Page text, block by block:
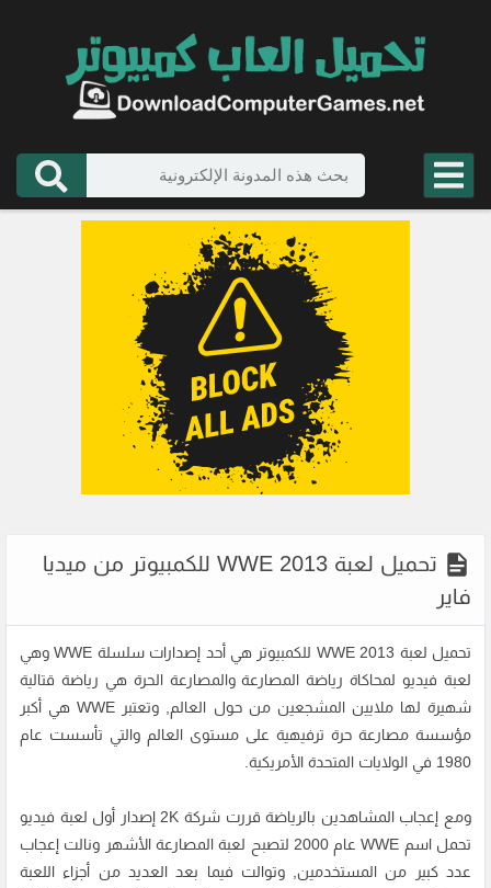
تحميل لعبة WWE 2013 للكمبيوتر من ميديا
فاير
تحميل لعبة WWE 2013
للكمبيوتر هي أحد إصدارات سلسلة WWE وهي
لعبة فيديو لمحاكاة رياضة المصارعة والمصارعة الحرة هي رياضة قتالية
شهيرة لها ملايين المشجعين من حول العالم, وتعتبر WWE هي أكبر
مؤسسة مصارعة حرة ترفيهية على مستوى العالم والتي تأسست عام
1980 في الولايات المتحدة الأمريكية.
ومع إعجاب المشاهدين بالرياضة قررت شركة 2K إصدار أول لعبة فيديو
تحمل اسم WWE عام 2000 لتصبح لعبة المصارعة الأشهر ونالت إعجاب
عدد كبير من المستخدمين, وتوالت فيما بعد العديد من أجزاء اللعبة